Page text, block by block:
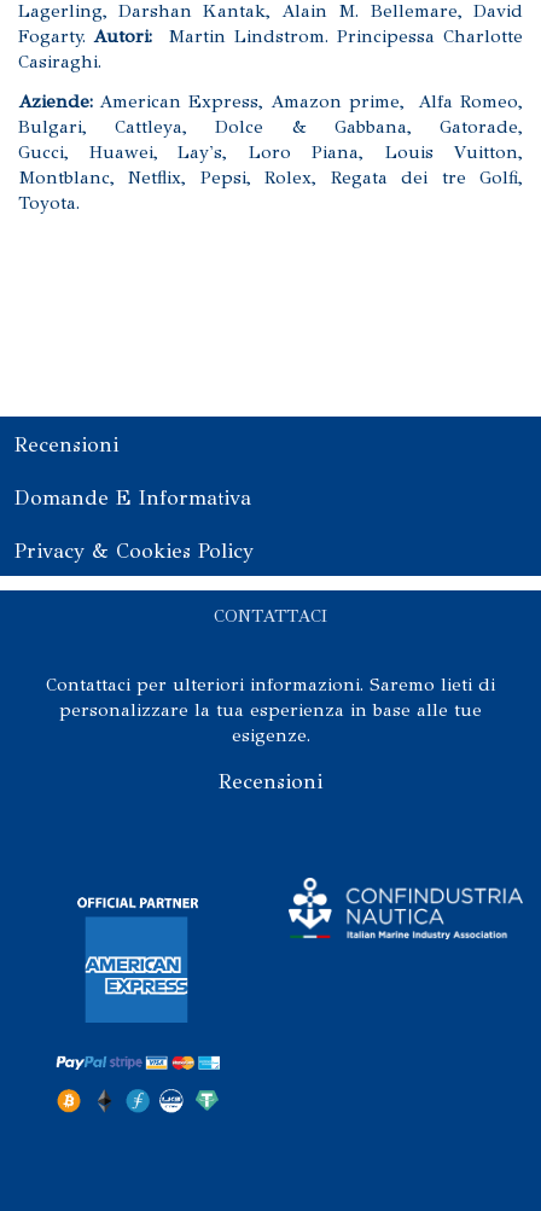
Lagerling, Darshan Kantak, Alain M. Bellemare, David
Fogarty.Autori: Martin Lindstrom. Principessa Charlotte
Casiraghi.
Aziende: American Express, Amazon prime, Alfa Romeo,
Bulgari, Cattleya, Dolce & Gabbana, Gatorade,
Gucci, Huawei, Lay's, Loro Piana, Louis Vuitton,
Montblanc, Netflix, Pepsi, Rolex, Regata dei tre Golfi,
Toyota.
Recensioni
Domande E Informativa
Privacy & Cookies Policy
CONTATTACI
Contattaci per ulteriori informazioni. Saremo lieti di
personalizzare la tua esperienza in base alle tue
esigenze.
Recensioni